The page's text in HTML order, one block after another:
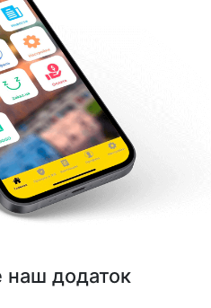
наш додаток